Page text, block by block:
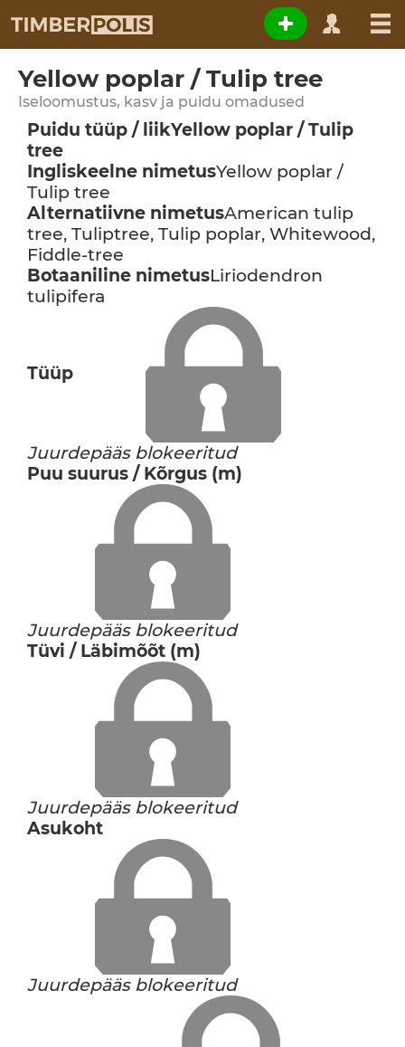
Yellow poplar / Tulip tree
Iseloomustus, kasv ja puidu omadused
Puidu tüüp / liikYellow poplar / Tulip
tree
Ingliskeelne nimetusYellow poplar /
Tulip tree
Alternatiivne nimetusAmerican tulip
tree, Tuliptree, Tulip poplar, Whitewood,
Fiddle-tree
Botaaniline nimetusLiriodendron
tulipifera
Tüüp
Juurdepääs blokeeritud
Puu suurus / Kõrgus (m)
Juurdepääs blokeeritud
Tüvi / Läbimõõt (m)
Juurdepääs blokeeritud
Asukoht
Juurdepääs blokeeritud